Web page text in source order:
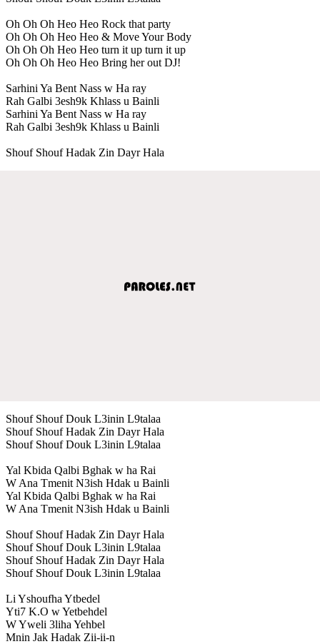
Oh Oh Oh Heo Heo Rock that party
Oh Oh Oh Heo Heo & Move Your Body
Oh Oh Oh Heo Heo turn it up turn it up
Oh Oh Oh Heo Heo Bring her out DJ!
Sarhini Ya Bent Nass w Ha ray
Rah Galbi 3esh9k Khlass u Bainli
Sarhini Ya Bent Nass w Ha ray
Rah Galbi 3esh9k Khlass u Bainli
Shouf Shouf Hadak Zin Dayr Hala
Shouf Shouf Douk L3inin L9talaa
Shouf Shouf Hadak Zin Dayr Hala
Shouf Shouf Douk L3inin L9talaa
Yal Kbida Qalbi Bghak w ha Rai
W Ana Tmenit N3ish Hdak u Bainli
Yal Kbida Qalbi Bghak w ha Rai
W Ana Tmenit N3ish Hdak u Bainli
Shouf Shouf Hadak Zin Dayr Hala
Shouf Shouf Douk L3inin L9talaa
Shouf Shouf Hadak Zin Dayr Hala
Shouf Shouf Douk L3inin L9talaa
Li Yshoufha Ytbedel
Yti7 K.O w Yetbehdel
W Yweli 3liha Yehbel
Mnin Jak Hadak Zii-ii-n